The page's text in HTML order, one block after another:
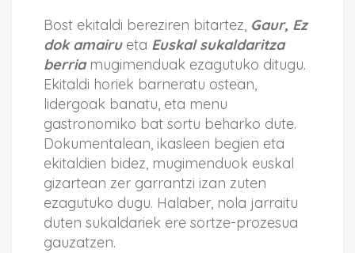
Bost ekitaldi bereziren bitartez, Gaur, Ez
dok amairu eta Euskal sukaldaritza
berria mugimenduak ezagutuko ditugu.
Ekitaldi horiek barneratu ostean,
lidergoak banatu, eta menu
gastronomiko bat sortu beharko dute.
Dokumentalean, ikasleen begien eta
ekitaldien bidez, mugimenduok euskal
gizartean zer garrantzi izan zuten
ezagutuko dugu. Halaber, nola jarraitu
duten sukaldariek ere sortze-prozesua
gauzatzen.